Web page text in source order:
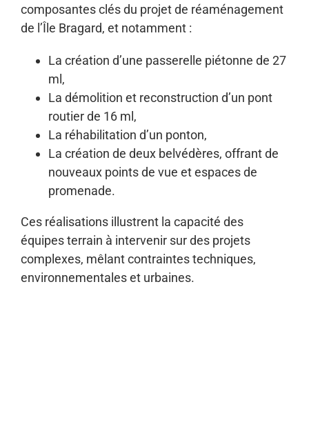
composantes clés du projet de réaménagement
de l’Île Bragard, et notamment :
La création d’une passerelle piétonne de 27
ml,
La démolition et reconstruction d’un pont
routier de 16 ml,
La réhabilitation d’un ponton,
La création de deux belvédères, offrant de
nouveaux points de vue et espaces de
promenade.
Ces réalisations illustrent la capacité des
équipes terrain à intervenir sur des projets
complexes, mêlant contraintes techniques,
environnementales et urbaines.